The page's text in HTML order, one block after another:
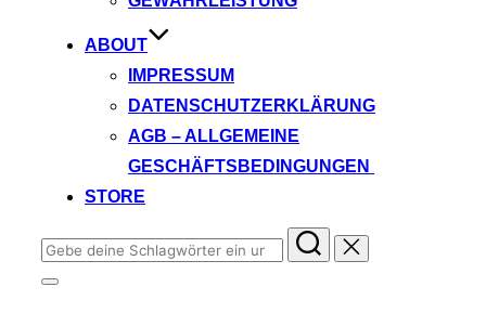
ABOUT
IMPRESSUM
DATENSCHUTZERKLÄRUNG
AGB – ALLGEMEINE
GESCHÄFTSBEDINGUNGEN
STORE
Suchen
nach:
Seitenleiste